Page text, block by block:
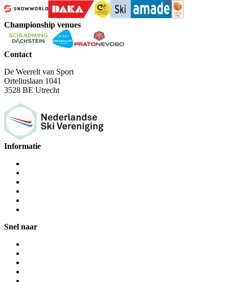
Championship venues
Contact
De Weerelt van Sport
Orteliuslaan 1041
3528 BE Utrecht
Informatie
Snel naar